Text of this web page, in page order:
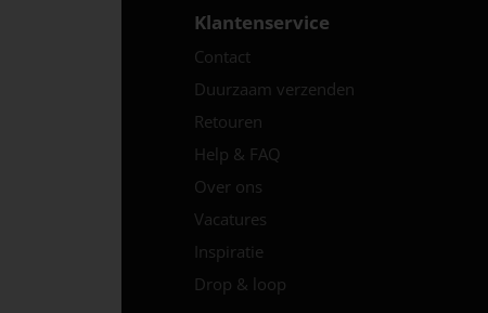
Klantenservice
Contact
Duurzaam verzenden
Retouren
Help & FAQ
Over ons
Vacatures
Inspiratie
Drop & loop